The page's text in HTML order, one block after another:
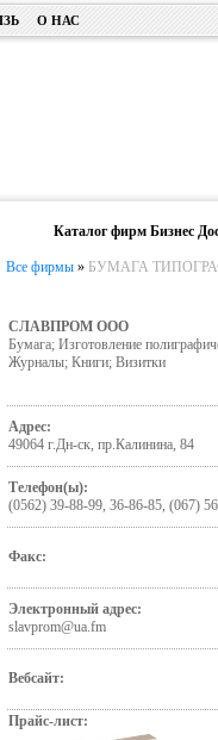
О НАС
Каталог фирм Бизнес
Все фирмы» БУМАГА
СЛАВПРОМ ООО
Бумага; Изготовление
Журналы; Книги; Визитки
Адрес:
49064 г.Дн-ск, пр.Калинина, 84
Телефон(ы):
(0562) 39-88-99, 36-86-85, (067)
Факс:
Электронный адрес:
slavprom@ua.fm
Вебсайт:
Прайс-лист: